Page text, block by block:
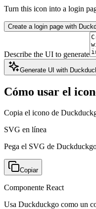
Turn this icon into a login
Create a login page with
Describe the UI to generate
Generate UI with
Cómo usar el
Copia el icono de
SVG en línea
Pega el SVG de
Copiar
Componente React
Usa Duckduckgo como un